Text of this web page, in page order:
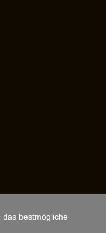
.
bestmögliche